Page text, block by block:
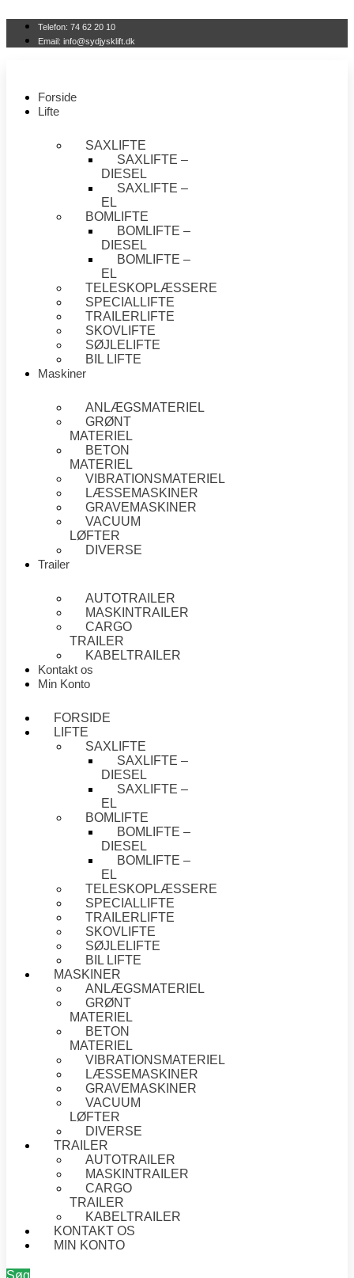
indhold
Telefon: 74 62 20 10
Email: info@sydjysklift.dk
Forside
Lifte
SAXLIFTE
SAXLIFTE –
DIESEL
SAXLIFTE –
EL
BOMLIFTE
BOMLIFTE –
DIESEL
BOMLIFTE –
EL
TELESKOPLÆSSERE
SPECIALLIFTE
TRAILERLIFTE
SKOVLIFTE
SØJLELIFTE
BIL LIFTE
Maskiner
ANLÆGSMATERIEL
GRØNT
MATERIEL
BETON
MATERIEL
VIBRATIONSMATERIEL
LÆSSEMASKINER
GRAVEMASKINER
VACUUM
LØFTER
DIVERSE
Trailer
AUTOTRAILER
MASKINTRAILER
CARGO
TRAILER
KABELTRAILER
Kontakt os
Min Konto
FORSIDE
LIFTE
SAXLIFTE
SAXLIFTE –
DIESEL
SAXLIFTE –
EL
BOMLIFTE
BOMLIFTE –
DIESEL
BOMLIFTE –
EL
TELESKOPLÆSSERE
SPECIALLIFTE
TRAILERLIFTE
SKOVLIFTE
SØJLELIFTE
BIL LIFTE
MASKINER
ANLÆGSMATERIEL
GRØNT
MATERIEL
BETON
MATERIEL
VIBRATIONSMATERIEL
LÆSSEMASKINER
GRAVEMASKINER
VACUUM
LØFTER
DIVERSE
TRAILER
AUTOTRAILER
MASKINTRAILER
CARGO
TRAILER
KABELTRAILER
KONTAKT OS
MIN KONTO
Søg